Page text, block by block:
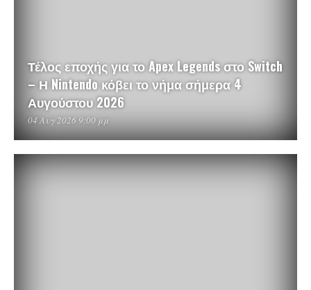
Τέλος εποχής για το Apex Legends στο Switch
– Η Nintendo κόβει το νήμα σήμερα 4
Αυγούστου 2026
04 Αυγ 2026 9:00 μμ